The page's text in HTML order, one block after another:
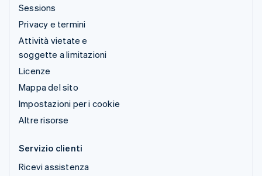
Sessions
Privacy e termini
Attività vietate e
soggette a limitazioni
Licenze
Mappa del sito
Impostazioni per i cookie
Altre risorse
Servizio clienti
Ricevi assistenza